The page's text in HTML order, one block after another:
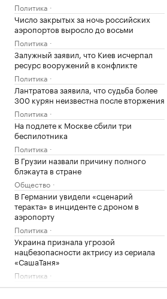
Политика
Число закрытых за ночь российских
аэропортов выросло до восьми
Политика
Залужный заявил, что Киев исчерпал
ресурс вооружений в конфликте
Политика
Лантратова заявила, что судьба более
300 курян неизвестна после вторжения
Политика
На подлете к Москве сбили три
беспилотника
Политика
В Грузии назвали причину полного
блэкаута в стране
Общество
В Германии увидели «сценарий
теракта» в инциденте с дроном в
аэропорту
Политика
Украина признала угрозой
нацбезопасности актрису из сериала
«СашаТаня»
Политика
Reuters раскрыл одну из крупнейших